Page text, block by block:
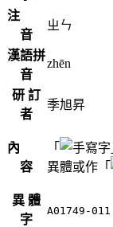
注
音
ㄓㄣ
漢語拼
音
zhēn
研 訂
者
季旭昇
內
容
「
異體或作「
異 體
字
A01749-011